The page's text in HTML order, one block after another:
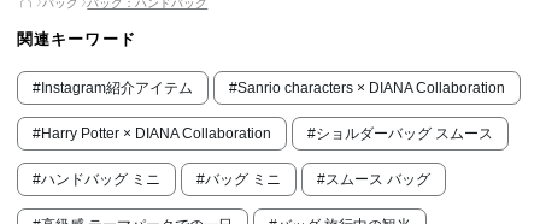
バッグ バッグ：ハンドバッグ
関連キーワード
#Instagram紹介アイテム #Sanrio characters × DIANA Collaboration
#Harry Potter × DIANA Collaboration #ショルダーバッグ スムース
#ハンドバッグ ミニ #バッグ ミニ #スムース バッグ